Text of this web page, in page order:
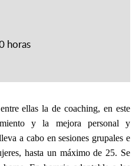
horas
ellas la de coaching, en este
y la mejora personal y
a cabo en sesiones grupales e
hasta un máximo de 25. Se